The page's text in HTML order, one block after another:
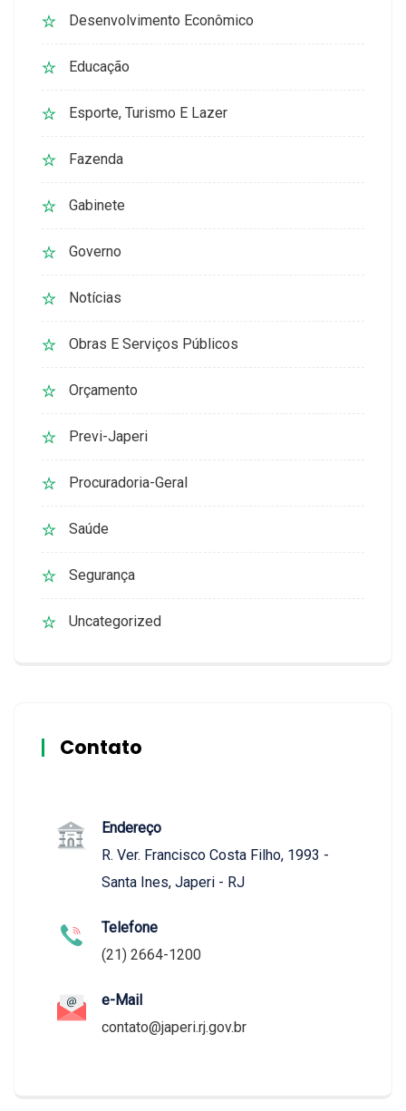
Desenvolvimento Econômico
Educação
Esporte, Turismo E Lazer
Fazenda
Gabinete
Governo
Notícias
Obras E Serviços Públicos
Orçamento
Previ-Japeri
Procuradoria-Geral
Saúde
Segurança
Uncategorized
Contato
Endereço
R. Ver. Francisco Costa Filho, 1993 -
Santa Ines, Japeri - RJ
Telefone
(21) 2664-1200
e-Mail
contato@japeri.rj.gov.br